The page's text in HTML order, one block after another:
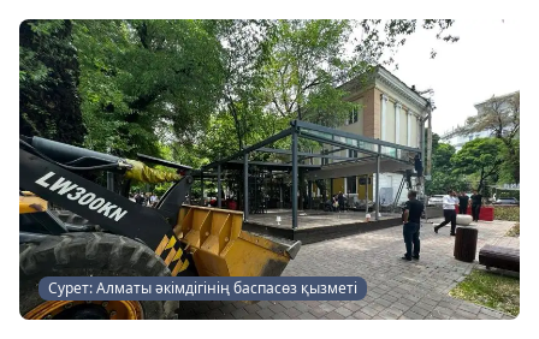
Сурет: Алматы әкімдігінің баспасөз қызметі